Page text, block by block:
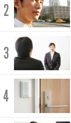
2
3
4